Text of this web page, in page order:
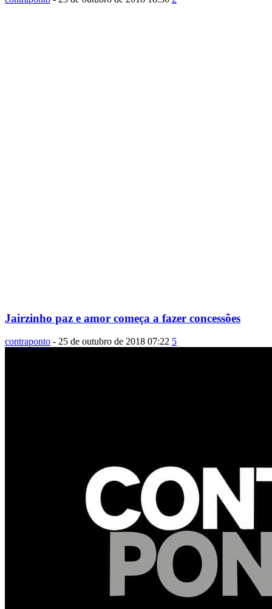
Jairzinho paz e amor começa a fazer concessões
contraponto - 25 de outubro de 2018 07:22 5